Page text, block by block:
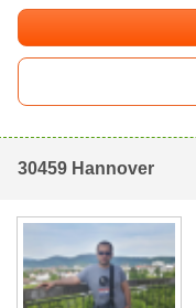
30459 Hannover